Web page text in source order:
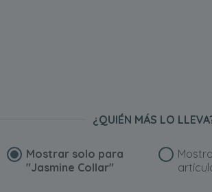
¿QUIÉN MÁS LO
Mostrar solo para
"Jasmine Collar"